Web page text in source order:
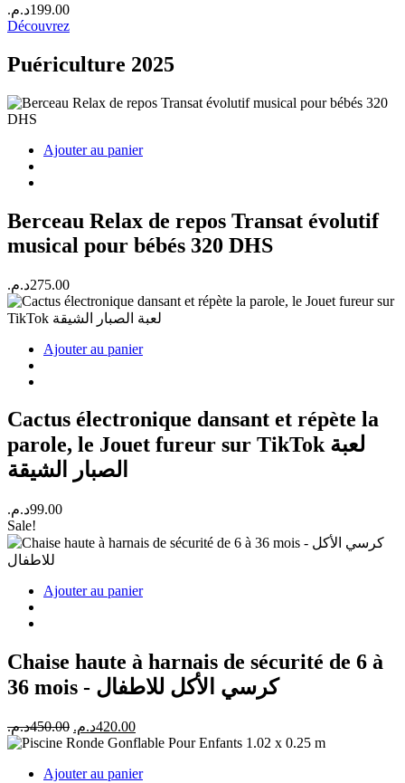
199.00د.م.
Découvrez
Puériculture 2025
Ajouter au panier
Berceau Relax de repos Transat évolutif
musical pour bébés 320 DHS
275.00د.م.
Ajouter au panier
Cactus électronique dansant et répète la
parole, le Jouet fureur sur TikTok لعبة
الصبار الشيقة
99.00د.م.
Sale!
Ajouter au panier
Chaise haute à harnais de sécurité de 6 à
36 mois - كرسي الأكل للاطفال
450.00د.م.
Le
prix
était :
420.00د.م.
Le
prix
est :
Ajouter au panier